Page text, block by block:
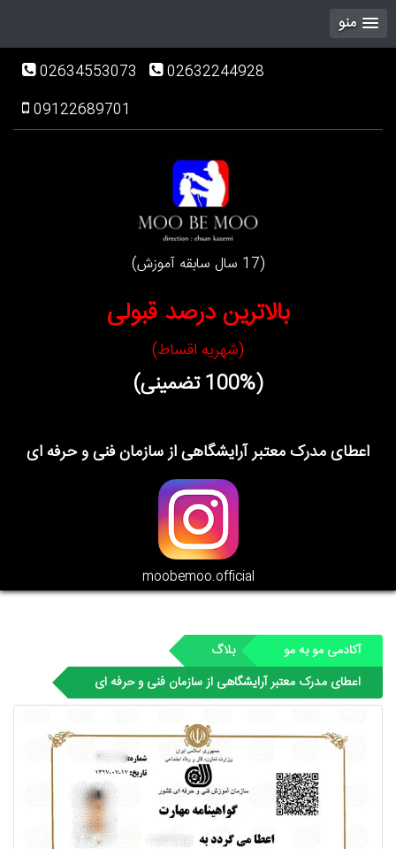
منو
02632244928
02634553073
09122689701
(17 سال سابقه آموزش)
بالاترین درصد قبولی
(شهریه اقساط)
(100% تضمینی)
اعطای مدرک معتبر آرایشگاهی از سازمان فنی و حرفه ای
moobemoo.official
آکادمی مو به مو
بلاگ
اعطای مدرک معتبر آرایشگاهی از سازمان فنی و حرفه ای